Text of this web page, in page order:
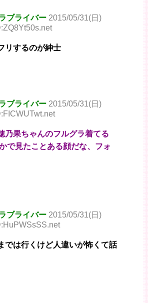
ブライバー 2015/05/31(日)
リするのが紳士
ブライバー 2015/05/31(日)
乃果ちゃんのフルグラ着てる
で見たことある顔だな、フォ
ブライバー 2015/05/31(日)
では行くけど人違いが怖くて話